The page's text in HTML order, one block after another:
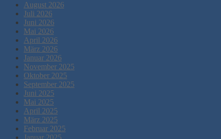
August 2026
Juli 2026
Juni 2026
Mai 2026
April 2026
März 2026
Januar 2026
November 2025
Oktober 2025
September 2025
Juni 2025
Mai 2025
April 2025
März 2025
Februar 2025
Januar 2025